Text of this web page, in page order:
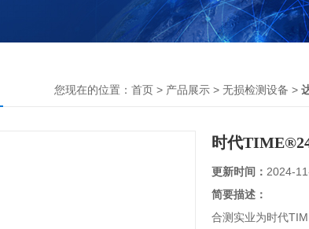
您现在的位置： 首页 > 产品展示 > 无损检测设备 >
时代
更新时间： 2024-
简要描述：
合测实业为时代